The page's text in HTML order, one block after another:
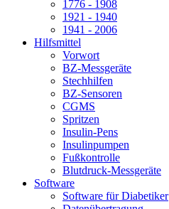
1776 - 1908
1921 - 1940
1941 - 2006
Hilfsmittel
Vorwort
BZ-Messgeräte
Stechhilfen
BZ-Sensoren
CGMS
Spritzen
Insulin-Pens
Insulinpumpen
Fußkontrolle
Blutdruck-Messgeräte
Software
Software für Diabetiker